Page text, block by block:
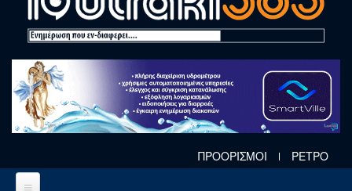
ΠΡΟΟΡΙΣΜΟΙ ΡΕΤΡΟ